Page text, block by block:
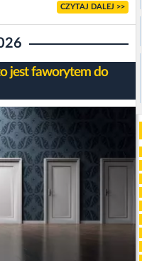
CZYTAJ DALEJ >>
jest faworytem do